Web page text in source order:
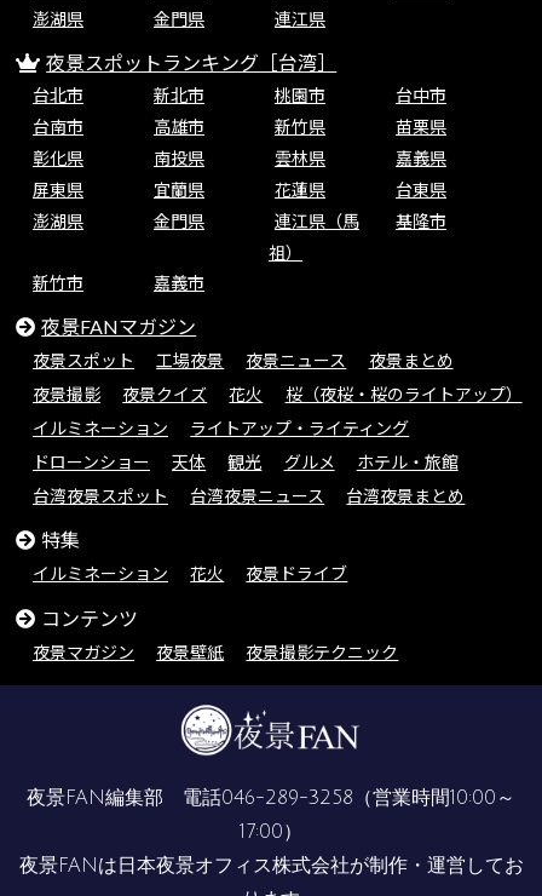
澎湖県
金門県 連江県
夜景スポットランキング［台湾］
台北市 新北市 桃園市
台中市
台南市
高雄市 新竹県
苗栗県
彰化県
南投県 雲林県
嘉義県
屏東県
宜蘭県 花蓮県
台東県
澎湖県
金門県
連江県（馬
祖）
基隆市
新竹市 嘉義市
夜景FANマガジン
夜景スポット 工場夜景 夜景ニュース
夜景まとめ
夜景撮影
夜景クイズ 花火
桜（夜桜・桜のライトアップ）
イルミネーション
ライトアップ・ライティング
ドローンショー
天体 観光 グルメ
ホテル・旅館
台湾夜景スポット
台湾夜景ニュース 台湾夜景まとめ
特集
イルミネーション 花火 夜景ドライブ
コンテンツ
夜景マガジン 夜景壁紙 夜景撮影テクニック
夜景FAN編集部 電話046-289-3258 （営業時間10:00～
17:00）
夜景FANは 日本夜景オフィス株式会社が制作・運営してお